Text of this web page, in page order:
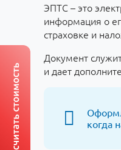
ЭПТС – это
информация о
страховке и
Документ
и дает
когда